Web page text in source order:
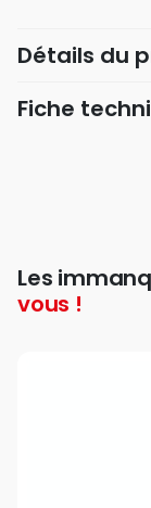
Détails du
Fiche
Les
vous !